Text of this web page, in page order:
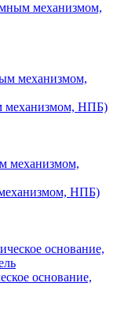
механизмом,
механизмом, НПБ)
НПБ)
основание,